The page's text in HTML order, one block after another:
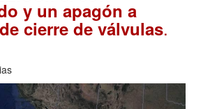
y un apagón a
cierre de válvulas.